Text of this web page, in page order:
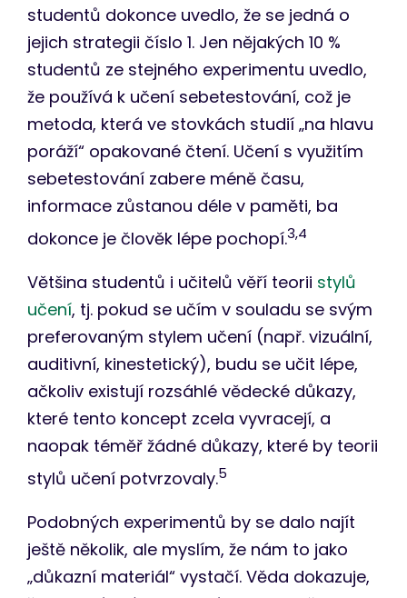
studentů dokonce uvedlo, že se jedná o
jejich strategii číslo 1. Jen nějakých 10 %
studentů ze stejného experimentu uvedlo,
že používá k učení sebetestování, což je
metoda, která ve stovkách studií „na hlavu
poráží“ opakované čtení. Učení s využitím
sebetestování zabere méně času,
informace zůstanou déle v paměti, ba
dokonce je člověk lépe pochopí.3,4
Většina studentů i učitelů věří teorii stylů
učení, tj. pokud se učím v souladu se svým
preferovaným stylem učení (např. vizuální,
auditivní, kinestetický), budu se učit lépe,
ačkoliv existují rozsáhlé vědecké důkazy,
které tento koncept zcela vyvracejí, a
naopak téměř žádné důkazy, které by teorii
stylů učení potvrzovaly.5
Podobných experimentů by se dalo najít
ještě několik, ale myslím, že nám to jako
„důkazní materiál“ vystačí. Věda dokazuje,